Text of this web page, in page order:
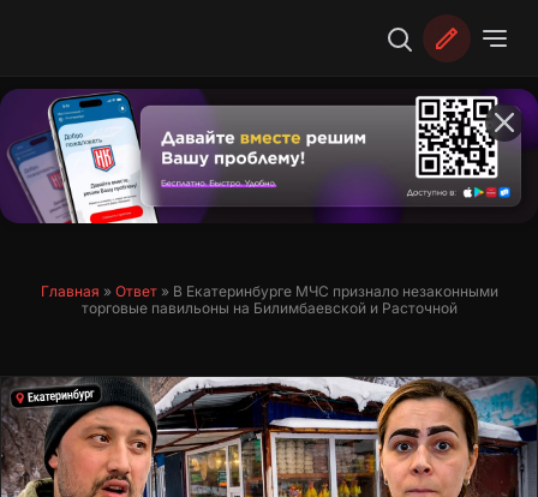
Главная » Ответ» В Екатеринбурге МЧС признало незаконными
торговые павильоны на Билимбаевской и Расточной